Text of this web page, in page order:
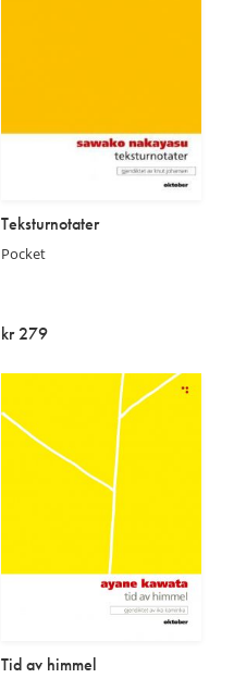
Teksturnotater
Pocket
kr 279
Tid av himmel